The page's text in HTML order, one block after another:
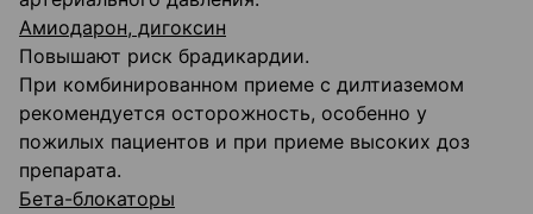
Амиодарон, дигоксин
Повышают риск брадикардии.
При комбинированном приеме с дилтиаземом
рекомендуется осторожность, особенно у
пожилых пациентов и при приеме высоких доз
препарата.
Бета-блокаторы